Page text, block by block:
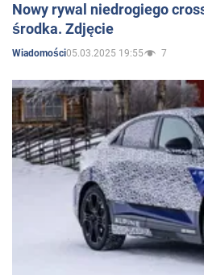
Nowy rywal niedrogiego
środka. Zdjęcie
Wiadomości05.03.2025 19:55 7